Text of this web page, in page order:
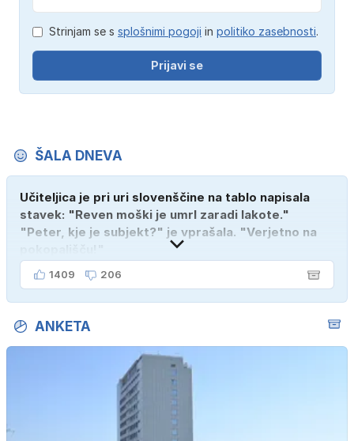
Strinjam se s splošnimi pogoji in politiko zasebnosti.
Prijavi se
ŠALA DNEVA
Učiteljica je pri uri slovenščine na tablo napisala
stavek: "Reven moški je umrl zaradi lakote."
"Peter, kje je subjekt?" je vprašala. "Verjetno na
1409 206
ANKETA